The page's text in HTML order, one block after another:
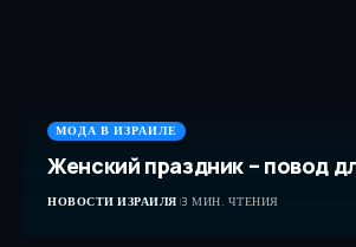
МОДА В ИЗРАИЛЕ
Женский праздник – повод
НОВОСТИ ИЗРАИЛЯ 3 МИН. ЧТЕНИЯ